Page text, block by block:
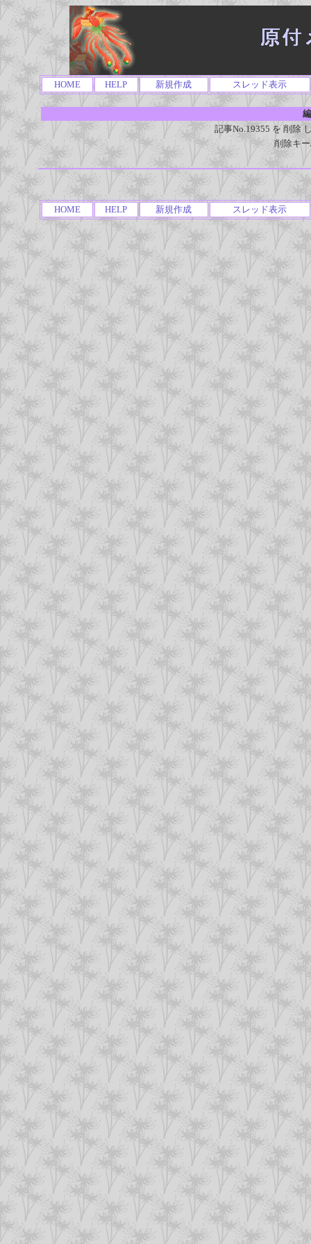
HOME HELP 新規作成 スレッド表示
記事No.19355 を 削除
削除キ
HOME HELP 新規作成 スレッド表示